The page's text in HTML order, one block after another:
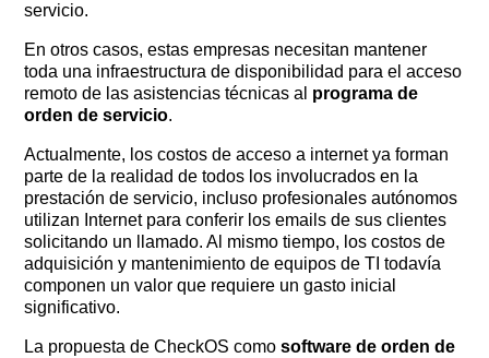
servicio.
En otros casos, estas empresas necesitan mantener
toda una infraestructura de disponibilidad para el acceso
remoto de las asistencias técnicas al programa de
orden de servicio.
Actualmente, los costos de acceso a internet ya forman
parte de la realidad de todos los involucrados en la
prestación de servicio, incluso profesionales autónomos
utilizan Internet para conferir los emails de sus clientes
solicitando un llamado. Al mismo tiempo, los costos de
adquisición y mantenimiento de equipos de TI todavía
componen un valor que requiere un gasto inicial
significativo.
La propuesta de CheckOS comosoftware de orden de